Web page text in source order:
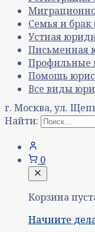
Семья и брак
Устная
Письменная
Профильные
Помощь
Все виды
г. Москва, ул.
Найти:
0
Корзина
Начните